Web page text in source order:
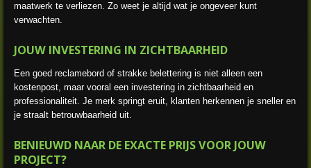
maatwerk te verliezen. Zo weet je altijd wat je ongeveer kunt
verwachten.
JOUW INVESTERING IN ZICHTBAARHEID
Een goed reclamebord of strakke belettering is niet alleen een
kostenpost, maar vooral een investering in zichtbaarheid en
professionaliteit. Je merk springt eruit, klanten herkennen je sneller en
je straalt betrouwbaarheid uit.
BENIEUWD NAAR DE EXACTE PRIJS VOOR JOUW
PROJECT?